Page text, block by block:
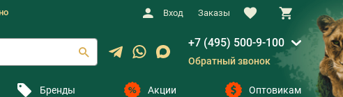
Вход Заказы
+7 (495) 500-9-100
Обратный звонок
Бренды Акции Оптовикам